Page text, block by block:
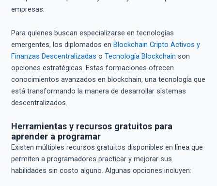
empresas.
Para quienes buscan especializarse en tecnologías
emergentes, los diplomados en Blockchain Cripto Activos y
Finanzas Descentralizadas o Tecnología Blockchain son
opciones estratégicas. Estas formaciones ofrecen
conocimientos avanzados en blockchain, una tecnología que
está transformando la manera de desarrollar sistemas
descentralizados.
Herramientas y recursos gratuitos para
aprender a programar
Existen múltiples recursos gratuitos disponibles en línea que
permiten a programadores practicar y mejorar sus
habilidades sin costo alguno. Algunas opciones incluyen: